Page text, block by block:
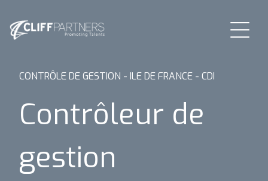
CONTRÔLE DE GESTION - ILE DE FRANCE - CDI
Contrôleur de
gestion